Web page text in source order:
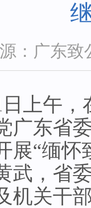
：广东致
午，
广东省
展“缅怀
武，省
机关干